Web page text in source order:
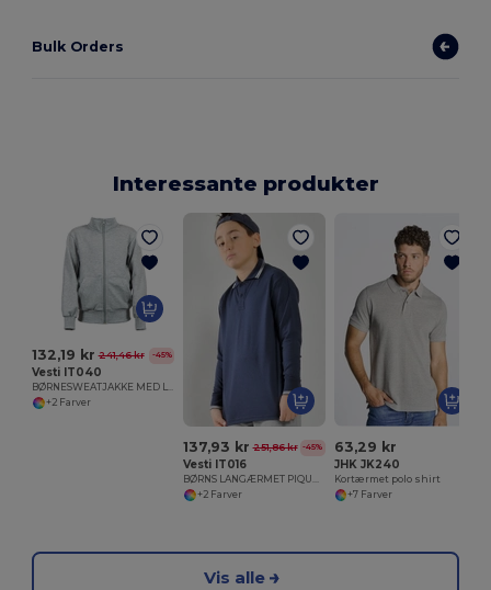
Bulk Orders
Interessante produkter
132,19 kr 241,46 kr -45%
Vesti IT040
+2 Farver
137,93 kr 251,86 kr -45%
Vesti IT016
+2 Farver
63,29 kr
JHK JK240
Kortærmet polo shirt
+7 Farver
Vis alle